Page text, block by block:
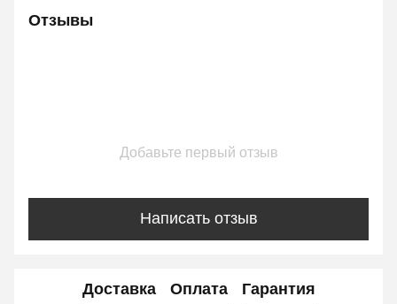
Отзывы
Добавьте первый отзыв
Написать отзыв
Доставка Оплата Гарантия